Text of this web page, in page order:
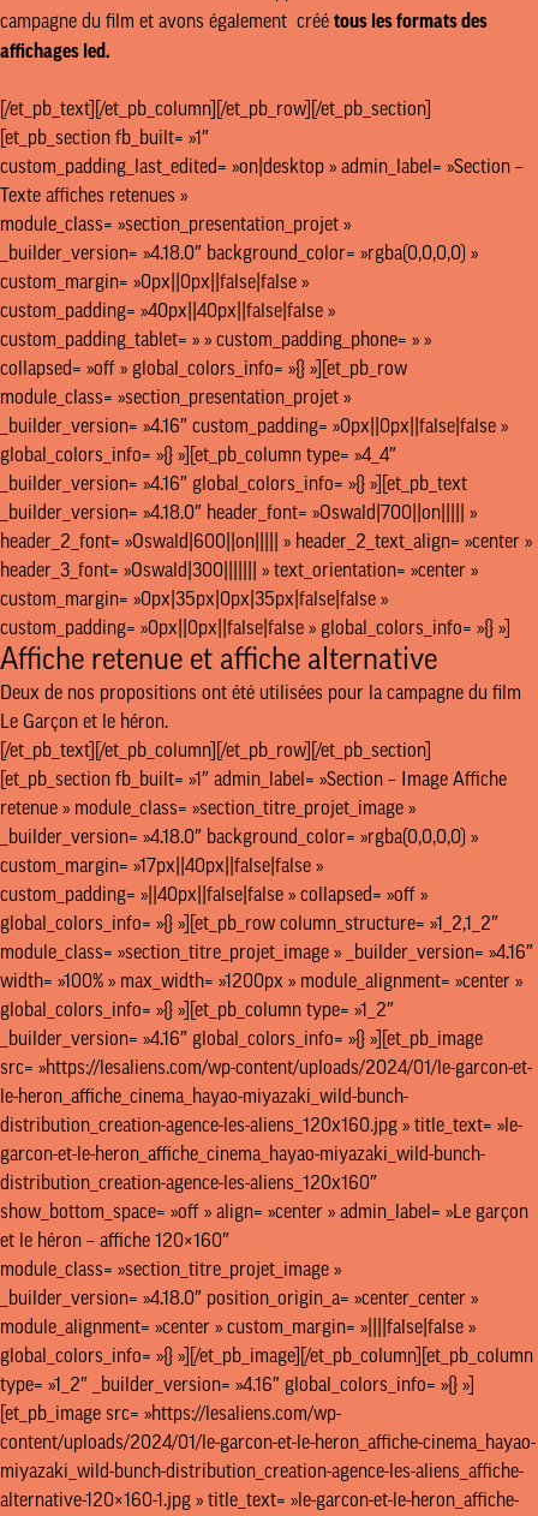
campagne du film et avons également créé tous les formats des
affichages led.
[/et_pb_text][/et_pb_column][/et_pb_row][/et_pb_section]
[et_pb_section fb_built= »1″
custom_padding_last_edited= »on|desktop » admin_label= »Section –
Texte affiches retenues »
module_class= »section_presentation_projet »
_builder_version= »4.18.0″ background_color= »rgba(0,0,0,0) »
custom_margin= »0px||0px||false|false »
custom_padding= »40px||40px||false|false »
custom_padding_tablet= » » custom_padding_phone= » »
collapsed= »off » global_colors_info= »{} »][et_pb_row
module_class= »section_presentation_projet »
_builder_version= »4.16″ custom_padding= »0px||0px||false|false »
global_colors_info= »{} »][et_pb_column type= »4_4″
_builder_version= »4.16″ global_colors_info= »{} »][et_pb_text
_builder_version= »4.18.0″ header_font= »Oswald|700||on||||| »
header_2_font= »Oswald|600||on||||| » header_2_text_align= »center »
header_3_font= »Oswald|300||||||| » text_orientation= »center »
custom_margin= »0px|35px|0px|35px|false|false »
custom_padding= »0px||0px||false|false » global_colors_info= »{} »]
Affiche retenue et affiche alternative
Deux de nos propositions ont été utilisées pour la campagne du film
Le Garçon et le héron.
[/et_pb_text][/et_pb_column][/et_pb_row][/et_pb_section]
[et_pb_section fb_built= »1″ admin_label= »Section – Image Affiche
retenue » module_class= »section_titre_projet_image »
_builder_version= »4.18.0″ background_color= »rgba(0,0,0,0) »
custom_margin= »17px||40px||false|false »
custom_padding= »||40px||false|false » collapsed= »off »
global_colors_info= »{} »][et_pb_row column_structure= »1_2,1_2″
module_class= »section_titre_projet_image » _builder_version= »4.16″
width= »100% » max_width= »1200px » module_alignment= »center »
global_colors_info= »{} »][et_pb_column type= »1_2″
_builder_version= »4.16″ global_colors_info= »{} »][et_pb_image
src= »https://lesaliens.com/wp-content/uploads/2024/01/le-garcon-et-
le-heron_affiche_cinema_hayao-miyazaki_wild-bunch-
distribution_creation-agence-les-aliens_120x160.jpg » title_text= »le-
garcon-et-le-heron_affiche_cinema_hayao-miyazaki_wild-bunch-
distribution_creation-agence-les-aliens_120x160″
show_bottom_space= »off » align= »center » admin_label= »Le garçon
et le héron – affiche 120×160″
module_class= »section_titre_projet_image »
_builder_version= »4.18.0″ position_origin_a= »center_center »
module_alignment= »center » custom_margin= »||||false|false »
global_colors_info= »{} »][/et_pb_image][/et_pb_column][et_pb_column
type= »1_2″ _builder_version= »4.16″ global_colors_info= »{} »]
[et_pb_image src= »https://lesaliens.com/wp-
content/uploads/2024/01/le-garcon-et-le-heron_affiche-cinema_hayao-
miyazaki_wild-bunch-distribution_creation-agence-les-aliens_affiche-
alternative-120×160-1.jpg » title_text= »le-garcon-et-le-heron_affiche-